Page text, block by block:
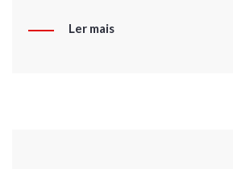
Ler mais